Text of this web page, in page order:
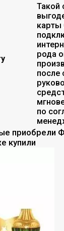
Такой
карты
рода
после
по
приобрели
купили